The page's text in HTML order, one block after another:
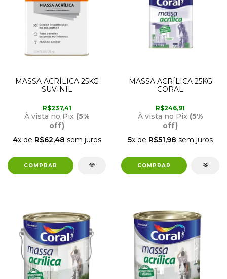
MASSA ACRÍLICA 25KG
SUVINIL
R$237,41
À vista no Pix (5%
off)
4x de R$62,48 sem juros
MASSA ACRÍLICA 25KG
CORAL
R$246,91
À vista no Pix (5%
off)
5x de R$51,98 sem juros